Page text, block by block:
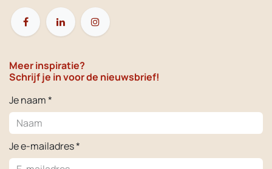
Meer inspiratie?
Schrijf je in voor de nieuwsbrief!
Je naam *
Je e-mailadres *